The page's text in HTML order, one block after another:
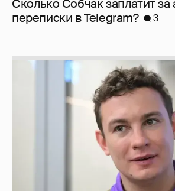
Сколько Собчак заплатит за
перeписки в Telegram?
3